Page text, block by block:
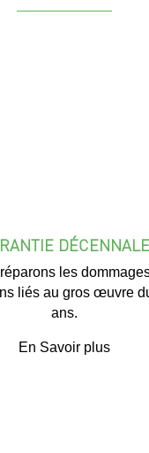
DÉCENNALE
les
liés au gros œuvre
ans.
En Savoir plus